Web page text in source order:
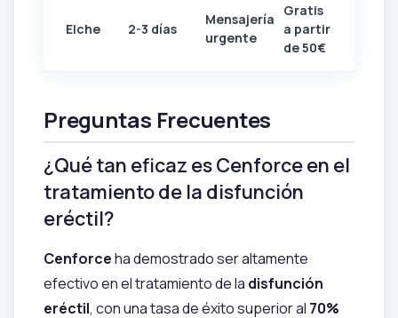
Elche 2-3 días
Mensajería
urgente
Gratis
a partir
de 50€
Preguntas Frecuentes
¿Qué tan eficaz es Cenforce en el
tratamiento de la disfunción
eréctil?
Cenforceha demostrado ser altamente
efectivo en el tratamiento de la disfunción
eréctil, con una tasa de éxito superior al 70%